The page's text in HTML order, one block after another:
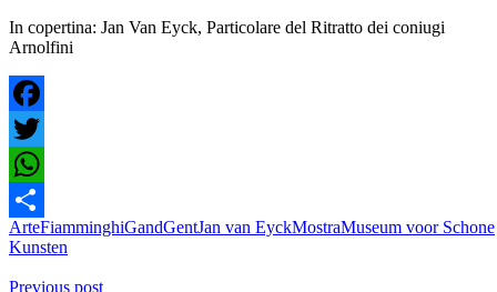
In copertina: Jan Van Eyck, Particolare del Ritratto dei coniugi
Arnolfini
Facebook
Twitter
WhatsApp
Condividi
ArteFiamminghiGandGentJan van EyckMostraMuseum voor Schone
Kunsten
Previous post